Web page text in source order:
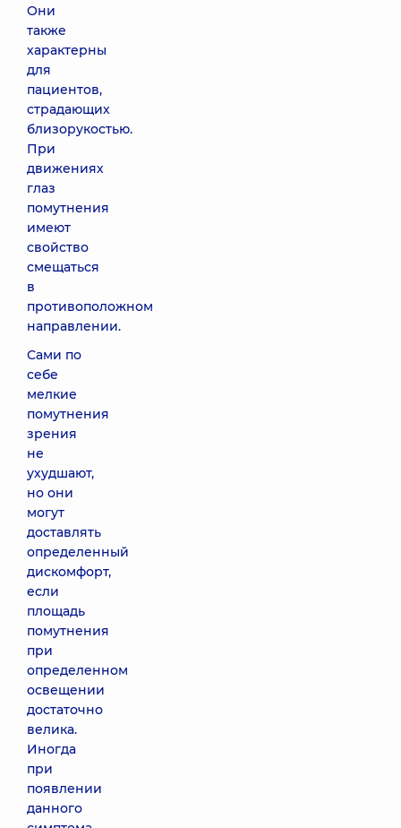
Они
также
характерны
для
пациентов,
страдающих
близорукостью.
При
движениях
глаз
помутнения
имеют
свойство
смещаться
в
противоположном
направлении.
Сами по
себе
мелкие
помутнения
зрения
не
ухудшают,
но они
могут
доставлять
определенный
дискомфорт,
если
площадь
помутнения
при
определенном
освещении
достаточно
велика.
Иногда
при
появлении
данного